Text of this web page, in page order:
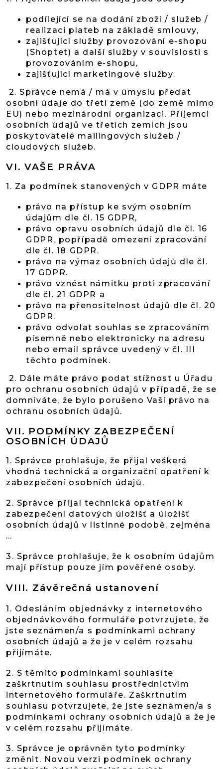
podílející se na dodání zboží / služeb /
realizaci plateb na základě smlouvy,
zajišťující služby provozování e-shopu
(Shoptet) a další služby v souvislosti s
provozováním e-shopu,
zajišťující marketingové služby.
2. Správce nemá / má v úmyslu předat
osobní údaje do třetí země (do země mimo
EU) nebo mezinárodní organizaci. Příjemci
osobních údajů ve třetích zemích jsou
poskytovatelé mailingových služeb /
cloudových služeb.
VI.VAŠE PRÁVA
1. Za podmínek stanovených v GDPR máte
právo na přístup ke svým osobním
údajům dle čl. 15 GDPR,
právo opravu osobních údajů dle čl. 16
GDPR, popřípadě omezení zpracování
dle čl. 18 GDPR.
právo na výmaz osobních údajů dle čl.
17 GDPR.
právo vznést námitku proti zpracování
dle čl. 21 GDPR a
právo na přenositelnost údajů dle čl. 20
GDPR.
právo odvolat souhlas se zpracováním
písemně nebo elektronicky na adresu
nebo email správce uvedený v čl. III
těchto podmínek.
2. Dále máte právo podat stížnost u Úřadu
pro ochranu osobních údajů v případě, že se
domníváte, že bylo porušeno Vaší právo na
ochranu osobních údajů.
VII. PODMÍNKY ZABEZPEČENÍ
OSOBNÍCH ÚDAJŮ
1. Správce prohlašuje, že přijal veškerá
vhodná technická a organizační opatření k
zabezpečení osobních údajů.
2. Správce přijal technická opatření k
zabezpečení datových úložišť a úložišť
osobních údajů v listinné podobě, zejména
…
3. Správce prohlašuje, že k osobním údajům
mají přístup pouze jím pověřené osoby.
VIII. Závěrečná ustanovení
1. Odesláním objednávky z internetového
objednávkového formuláře potvrzujete, že
jste seznámen/a s podmínkami ochrany
osobních údajů a že je v celém rozsahu
přijímáte.
2. S těmito podmínkami souhlasíte
zaškrtnutím souhlasu prostřednictvím
internetového formuláře. Zaškrtnutím
souhlasu potvrzujete, že jste seznámen/a s
podmínkami ochrany osobních údajů a že je
v celém rozsahu přijímáte.
3. Správce je oprávněn tyto podmínky
změnit. Novou verzi podmínek ochrany